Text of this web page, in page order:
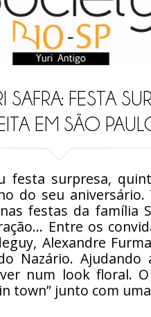
FESTA
EM SÃO
festa surpresa,
do seu
festas da família
Entre os
Alexandre
Nazário. Ajudando
num look floral.
town” junto com